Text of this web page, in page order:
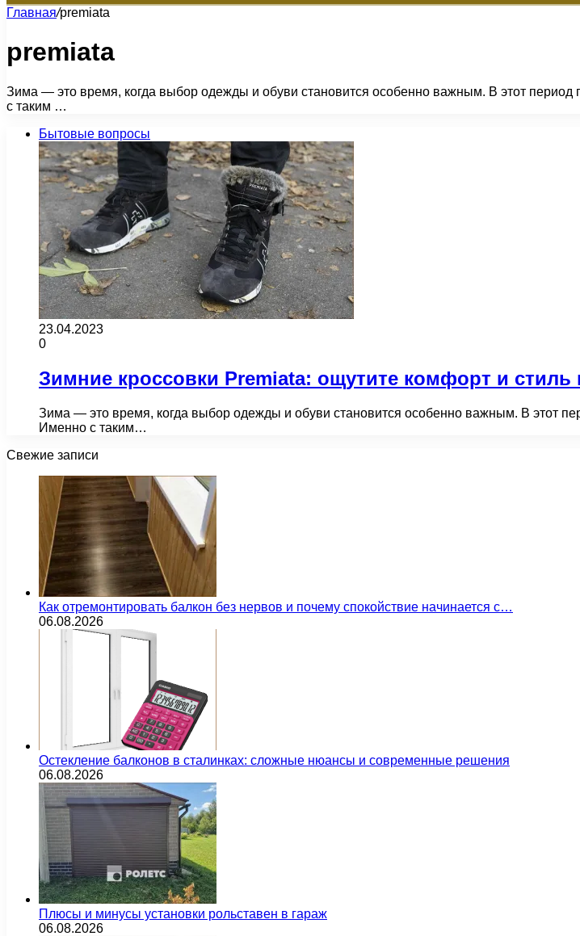
Главная/premiata
premiata
Зима — это время, когда выбор одежды и обуви становится особенно важным. В этот
с таким …
Бытовые вопросы
23.04.2023
0
Зимние кроссовки Premiata: ощутите комфорт и стиль
Зима — это время, когда выбор одежды и обуви становится особенно важным. В этот
Именно с таким…
Свежие записи
Как отремонтировать балкон без нервов и почему спокойствие начинается с…
06.08.2026
Остекление балконов в сталинках: сложные нюансы и современные решения
06.08.2026
Плюсы и минусы установки рольставен в гараж
06.08.2026